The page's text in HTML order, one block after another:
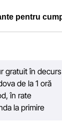
pentru
noștri. În fiecare
fie cât mai
este să vă
dvs. să puteți
gratuit în
de la 1 oră
în rate
la primire